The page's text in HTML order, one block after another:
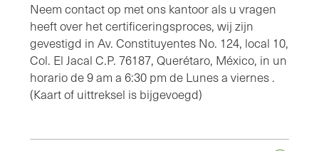
Neem contact op met ons kantoor als u vragen
heeft over het certificeringsproces, wij zijn
gevestigd in Av. Constituyentes No. 124, local 10,
Col. El Jacal C.P. 76187, Querétaro, México, in un
horario de 9 am a 6:30 pm de Lunes a viernes .
(Kaart of uittreksel is bijgevoegd)